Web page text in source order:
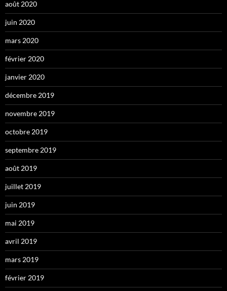
août 2020
juin 2020
mars 2020
février 2020
janvier 2020
décembre 2019
novembre 2019
octobre 2019
septembre 2019
août 2019
juillet 2019
juin 2019
mai 2019
avril 2019
mars 2019
février 2019